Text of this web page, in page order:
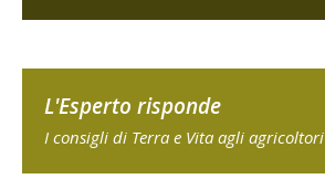
L'Esperto risponde
I consigli di Terra e Vita agli agricoltori